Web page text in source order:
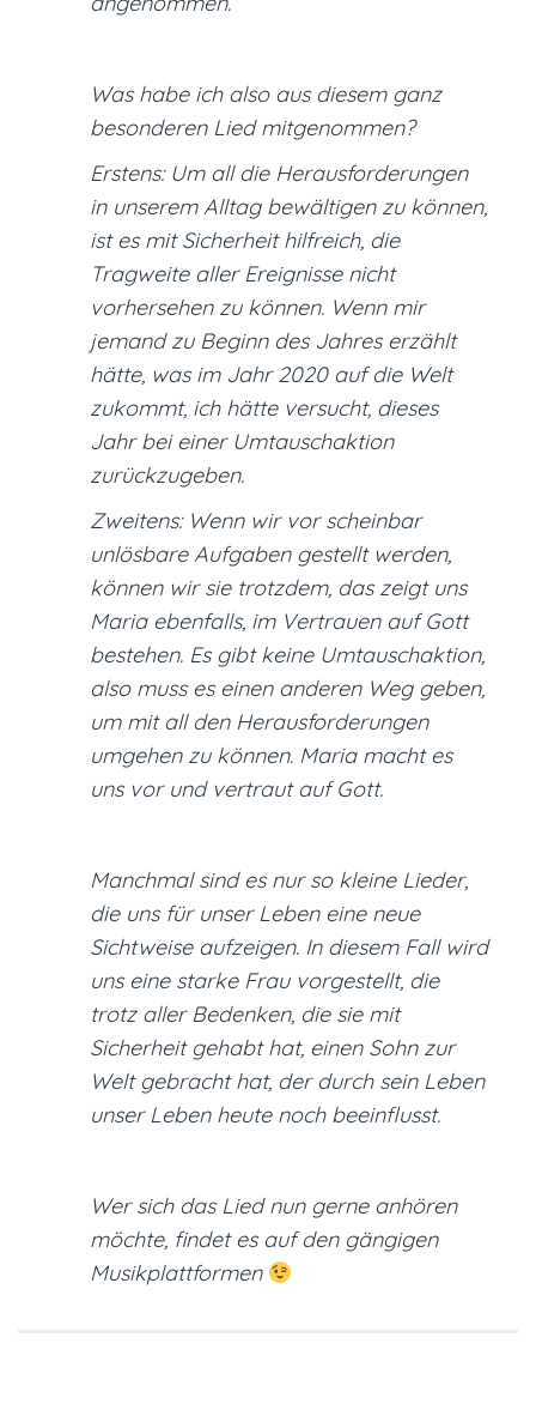
Was habe ich also aus diesem ganz
besonderen Lied mitgenommen?
Erstens: Um all die Herausforderungen
in unserem Alltag bewältigen zu können,
ist es mit Sicherheit hilfreich, die
Tragweite aller Ereignisse nicht
vorhersehen zu können. Wenn mir
jemand zu Beginn des Jahres erzählt
hätte, was im Jahr 2020 auf die Welt
zukommt, ich hätte versucht, dieses
Jahr bei einer Umtauschaktion
zurückzugeben.
Zweitens: Wenn wir vor scheinbar
unlösbare Aufgaben gestellt werden,
können wir sie trotzdem, das zeigt uns
Maria ebenfalls, im Vertrauen auf Gott
bestehen. Es gibt keine Umtauschaktion,
also muss es einen anderen Weg geben,
um mit all den Herausforderungen
umgehen zu können. Maria macht es
uns vor und vertraut auf Gott.
Manchmal sind es nur so kleine Lieder,
die uns für unser Leben eine neue
Sichtweise aufzeigen. In diesem Fall wird
uns eine starke Frau vorgestellt, die
trotz aller Bedenken, die sie mit
Sicherheit gehabt hat, einen Sohn zur
Welt gebracht hat, der durch sein Leben
unser Leben heute noch beeinflusst.
Wer sich das Lied nun gerne anhören
möchte, findet es auf den gängigen
Musikplattformen